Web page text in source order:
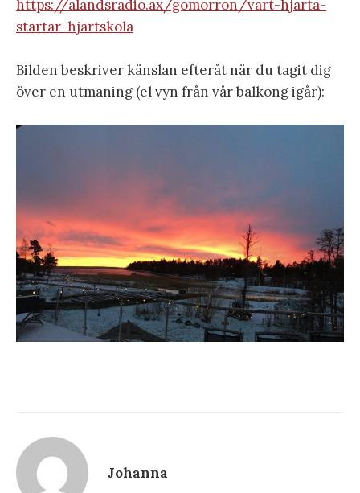
https://alandsradio.ax/gomorron/vart-hjarta-
startar-hjartskola
Bilden beskriver känslan efteråt när du tagit dig
över en utmaning (el vyn från vår balkong igår):
Johanna